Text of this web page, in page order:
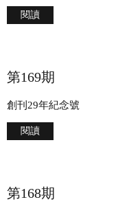
閱讀
第169期
創刊29年紀念號
閱讀
第168期